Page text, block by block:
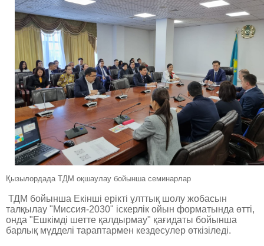
Қызылордада ТДМ оқшаулау бойынша семинарлар
ТДМ бойынша Екінші ерікті ұлттық шолу жобасын
талқылау "Миссия-2030" іскерлік ойын форматында өтті,
онда "Ешкімді шетте қалдырмау" қағидаты бойынша
барлық мүдделі тараптармен кездесулер өткізіледі.